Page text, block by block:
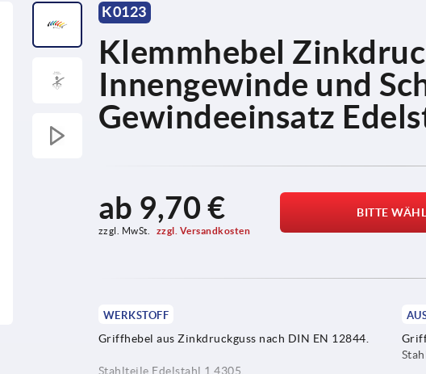
K0123
Klemmhebel
Innengewinde und
Gewindeeinsatz
ab 9,70 €
zzgl. MwSt. zzgl. Versandkosten
BITTE
WERKSTOFF
Griffhebel aus Zinkdruckguss nach DIN EN 12844.
Stahlteile Edelstahl 1.4305.